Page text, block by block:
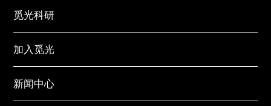
觅光科研
加入觅光
新闻中心